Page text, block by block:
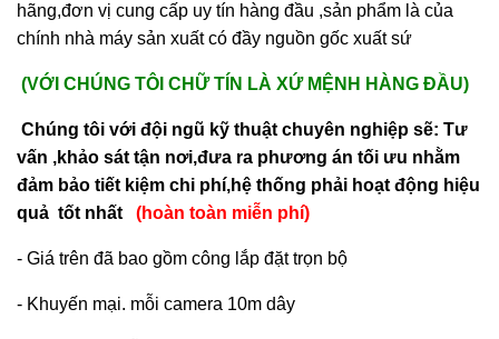
hãng,đơn vị cung cấp uy tín hàng đầu ,sản phẩm là của
chính nhà máy sản xuất có đầy nguồn gốc xuất sứ
(VỚI CHÚNG TÔI CHỮ TÍN LÀ XỨ MỆNH HÀNG ĐẦU)
Chúng tôi với đội ngũ kỹ thuật chuyên nghiệp sẽ: Tư
vấn ,khảo sát tận nơi,đưa ra phương án tối ưu nhằm
đảm bảo tiết kiệm chi phí,hệ thống phải hoạt động hiệu
quả tốt nhất (hoàn toàn miễn phí)
- Giá trên đã bao gồm công lắp đặt trọn bộ
- Khuyến mại. mỗi camera 10m dây